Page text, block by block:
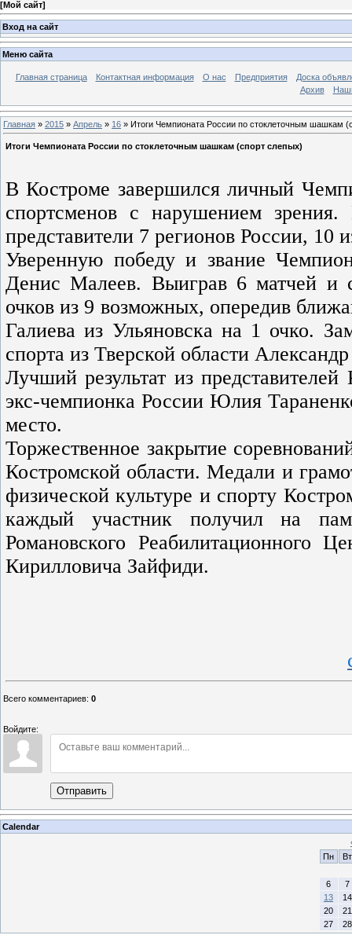
[Мой сайт]
Вход на сайт
Меню сайта
Главная страница Контактная информация О нас Предприятия
Доска
Архив
Главная » 2015 » Апрель » 16 » Итоги Чемпионата России по стоклеточным шашкам
Итоги Чемпионата России по стоклеточным шашкам (спорт слепых)
В Костроме завершился личный
спортсменов с нарушением
представители 7 регионов России, 10
Уверенную победу и звание
Денис Малеев. Выиграв 6 матчей и
очков из 9 возможных, опередив
Галиева из Ульяновска на 1 очко.
спорта из Тверской области
Лучший результат из
экс-чемпионка России Юлия
место.
Торжественное закрытие
Костромской области. Медали и
физической культуре и спорту
каждый участник получил на
Романовского Реабилитационного
Кирилловича Зайфиди.
Всего комментариев: 0
Войдите:
Отправить
Calendar
Пн
Вт
6
7
13
14
20
21
27
28